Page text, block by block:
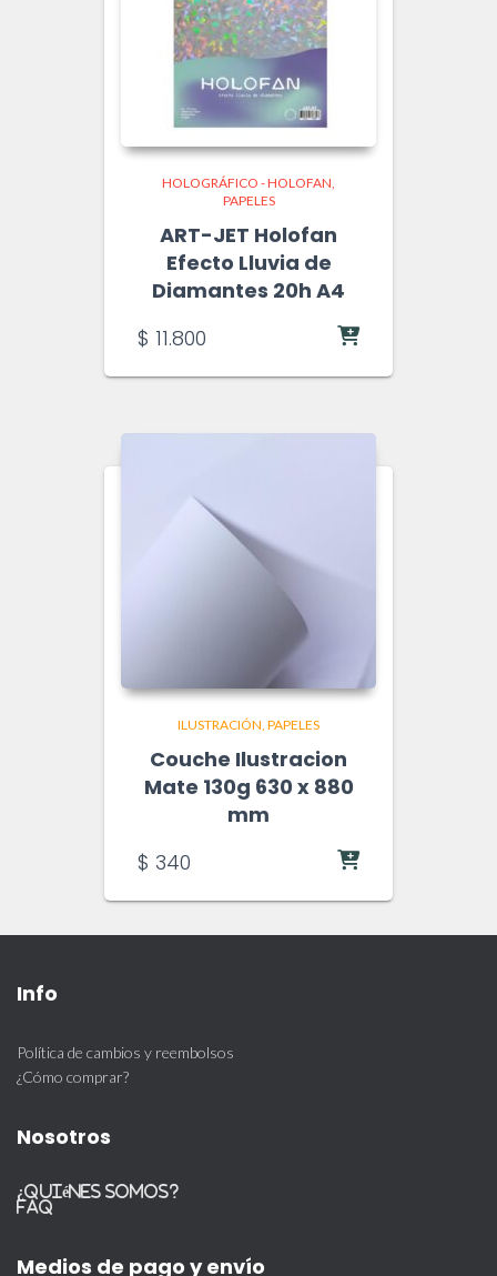
HOLOGRÁFICO - HOLOFAN
PAPELES
ART-JET Holofan
Efecto Lluvia de
Diamantes 20h A4
$ 11.800
ILUSTRACIÓN PAPELES
Couche Ilustracion
Mate 130g 630 x 880
mm
$ 340
Info
Política de cambios y reembolsos
¿Cómo comprar?
Nosotros
¿Quiénes somos?
FAQ
Medios de pago y envío